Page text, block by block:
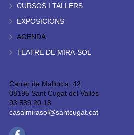
CURSOS I TALLERS
EXPOSICIONS
AGENDA
TEATRE DE MIRA-SOL
Carrer de Mallorca, 42
08195 Sant Cugat del Vallès
93 589 20 18
casalmirasol@santcugat.cat